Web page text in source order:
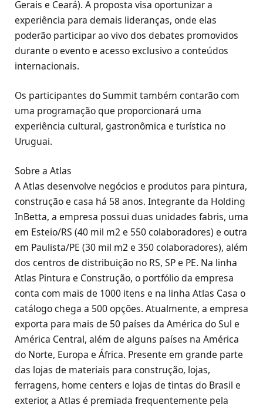
Gerais e Ceará). A proposta visa oportunizar a
experiência para demais lideranças, onde elas
poderão participar ao vivo dos debates promovidos
durante o evento e acesso exclusivo a conteúdos
internacionais.
Os participantes do Summit também contarão com
uma programação que proporcionará uma
experiência cultural, gastronômica e turística no
Uruguai.
Sobre a Atlas
A Atlas desenvolve negócios e produtos para pintura,
construção e casa há 58 anos. Integrante da Holding
InBetta, a empresa possui duas unidades fabris, uma
em Esteio/RS (40 mil m2 e 550 colaboradores) e outra
em Paulista/PE (30 mil m2 e 350 colaboradores), além
dos centros de distribuição no RS, SP e PE. Na linha
Atlas Pintura e Construção, o portfólio da empresa
conta com mais de 1000 itens e na linha Atlas Casa o
catálogo chega a 500 opções. Atualmente, a empresa
exporta para mais de 50 países da América do Sul e
América Central, além de alguns países na América
do Norte, Europa e África. Presente em grande parte
das lojas de materiais para construção, lojas,
ferragens, home centers e lojas de tintas do Brasil e
exterior, a Atlas é premiada frequentemente pela